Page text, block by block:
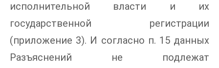
исполнительной власти и их
государственной регистрации
(приложение 3). И согласно п. 15 данных
Разъяснений не подлежат